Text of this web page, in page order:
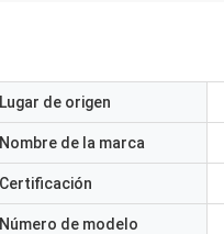
Lugar de origen
Nombre de la marca
Certificación
Número de modelo